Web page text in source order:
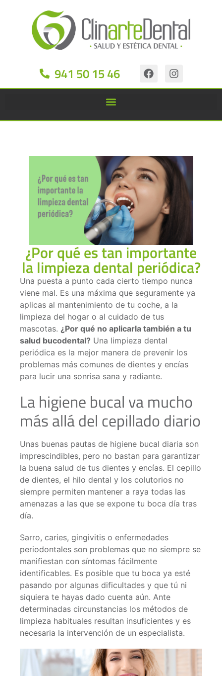
941 50 15 46
¿Por qué es tan importante
la limpieza dental periódica?
Una puesta a punto cada cierto tiempo nunca
viene mal. Es una máxima que seguramente ya
aplicas al mantenimiento de tu coche, a la
limpieza del hogar o al cuidado de tus
mascotas. ¿Por qué no aplicarla también a tu
salud bucodental? Una limpieza dental
periódica es la mejor manera de prevenir los
problemas más comunes de dientes y encías
para lucir una sonrisa sana y radiante.
La higiene bucal va mucho
más allá del cepillado diario
Unas buenas pautas de higiene bucal diaria son
imprescindibles, pero no bastan para garantizar
la buena salud de tus dientes y encías. El cepillo
de dientes, el hilo dental y los colutorios no
siempre permiten mantener a raya todas las
amenazas a las que se expone tu boca día tras
día.
Sarro, caries, gingivitis o enfermedades
periodontales son problemas que no siempre se
manifiestan con síntomas fácilmente
identificables. Es posible que tu boca ya esté
pasando por algunas dificultades y que tú ni
siquiera te hayas dado cuenta aún. Ante
determinadas circunstancias los métodos de
limpieza habituales resultan insuficientes y es
necesaria la intervención de un especialista.